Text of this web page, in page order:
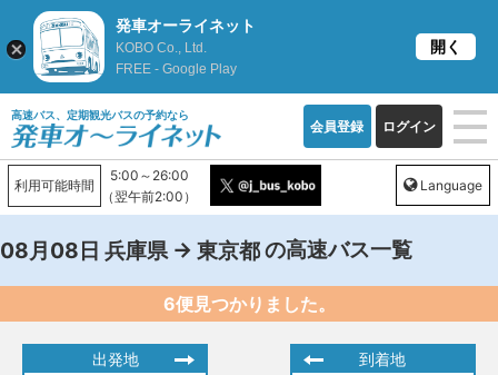
高速バス、定期観光バスの予約なら
会員登録 ログイン
利用可能時間
5:00～26:00
（翌午前2:00）
Language
08月08日 兵庫県 → 東京都の高速バス一覧
6便見つかりました。
出発地 到着地
発車オーライネット
KOBO Co., Ltd.
FREE - Google Play
開く